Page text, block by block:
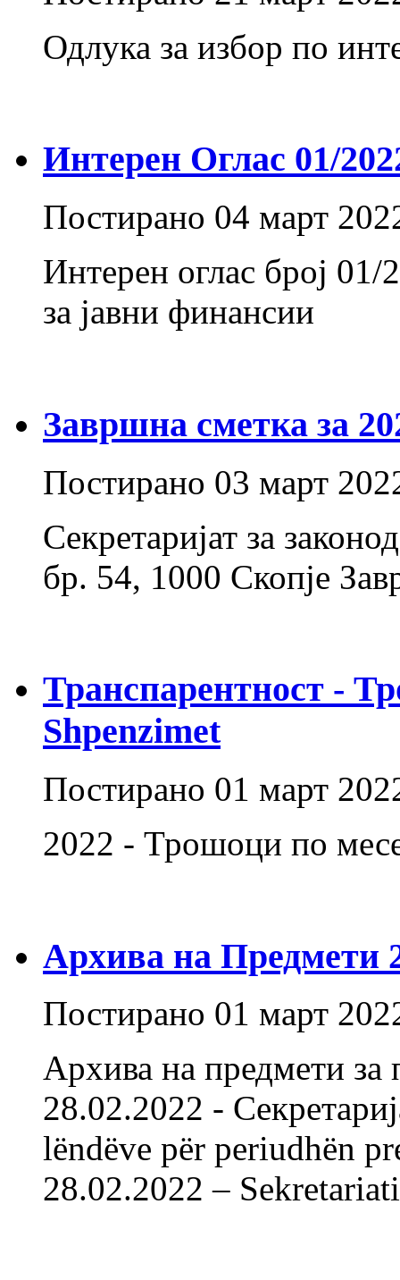
Одлука за избор по
Интерен Оглас 01/
Постирано 04 март
Интерен оглас број 01/
за јавни финансии
Завршна сметка за
Постирано 03 март
Секретаријат за
бр. 54, 1000 Скопје
Транспарентност -
Shpenzimet
Постирано 01 март
2022 - Трошоци по
Архива на Предмети
Постирано 01 март
Архива на предмети
28.02.2022 -
lëndëve për periudhën
28.02.2022 –